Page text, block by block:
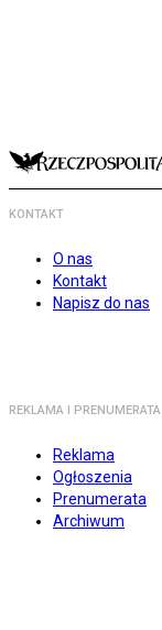
KONTAKT
O nas
Kontakt
Napisz do nas
REKLAMA I PRENUMERATA
Reklama
Ogłoszenia
Prenumerata
Archiwum